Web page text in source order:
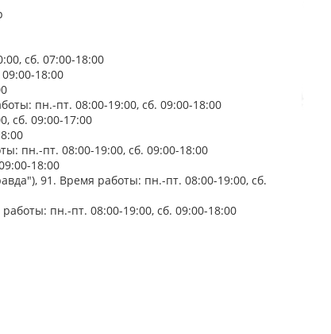
сб. 07:00-18:00
18:00
пн.-пт. 08:00-19:00, сб. 09:00-18:00
сб. 09:00-17:00
пн.-пт. 08:00-19:00, сб. 09:00-18:00
18:00
91. Время работы: пн.-пт. 08:00-19:00, сб.
пн.-пт. 08:00-19:00, сб. 09:00-18:00